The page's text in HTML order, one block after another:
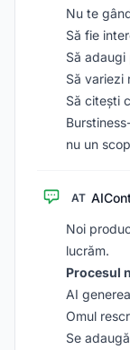
Nu te
Să fie
Să
Să variezi
Să citești
nu un
AT
Noi
lucrăm.
Procesul
AI
Omul
Se